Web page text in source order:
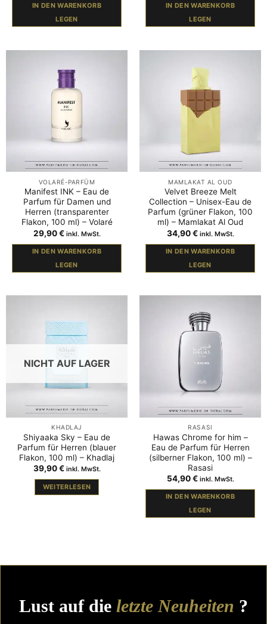
IN DEN WARENKORB
LEGEN
IN DEN WARENKORB
LEGEN
VOLARÉ-PARFÜM
Manifest INK – Eau de
Parfum für Damen und
Herren (transparenter
Flakon, 100 ml) – Volaré
29,90€ inkl. MwSt.
IN DEN WARENKORB
LEGEN
MAMLAKAT AL OUD
Velvet Breeze Melt
Collection – Unisex-Eau de
Parfum (grüner Flakon, 100
ml) – Mamlakat Al Oud
34,90€ inkl. MwSt.
IN DEN WARENKORB
LEGEN
NICHT AUF LAGER
KHADLAJ
Shiyaaka Sky – Eau de
Parfum für Herren (blauer
Flakon, 100 ml) – Khadlaj
39,90€ inkl. MwSt.
WEITERLESEN
RASASI
Hawas Chrome for him –
Eau de Parfum für Herren
(silberner Flakon, 100 ml) –
Rasasi
54,90€ inkl. MwSt.
IN DEN WARENKORB
LEGEN
Lust auf die letzte Neuheiten ?